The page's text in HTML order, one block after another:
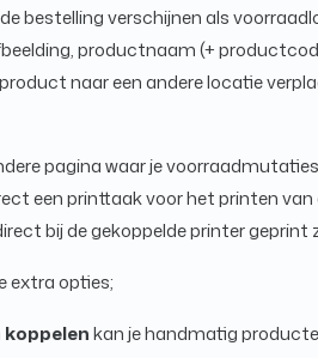
bestelling verschijnen als
productnaam (+
naar een andere locatie
pagina waar je
een printtaak voor het printen
bij de gekoppelde printer geprint
extra opties;
kan je handmatig